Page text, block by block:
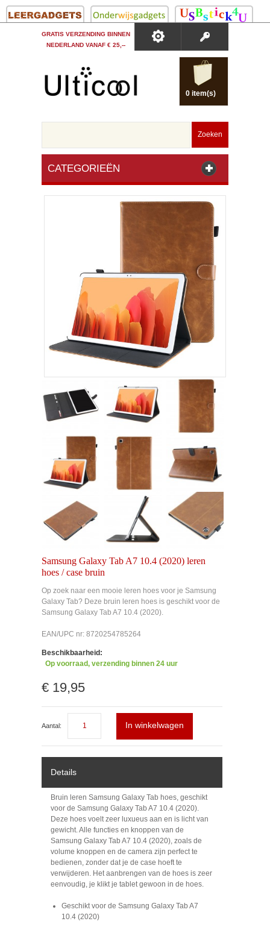
GRATIS VERZENDING BINNEN
NEDERLAND VANAF € 25,--
0 item(s)
Zoeken
CATEGORIEËN
Samsung Galaxy Tab A7 10.4 (2020) leren
hoes / case bruin
Op zoek naar een mooie leren hoes voor je Samsung
Galaxy Tab? Deze bruin leren hoes is geschikt voor de
Samsung Galaxy Tab A7 10.4 (2020).
EAN/UPC nr: 8720254785264
Beschikbaarheid:
Op voorraad, verzending binnen 24 uur
€ 19,95
Aantal: In winkelwagen
Details
Bruin leren Samsung Galaxy Tab hoes, geschikt
voor de Samsung Galaxy Tab A7 10.4 (2020).
Deze hoes voelt zeer luxueus aan en is licht van
gewicht. Alle functies en knoppen van de
Samsung Galaxy Tab A7 10.4 (2020), zoals de
volume knoppen en de camera zijn perfect te
bedienen, zonder dat je de case hoeft te
verwijderen. Het aanbrengen van de hoes is zeer
eenvoudig, je klikt je tablet gewoon in de hoes.
Geschikt voor de Samsung Galaxy Tab A7
10.4 (2020)